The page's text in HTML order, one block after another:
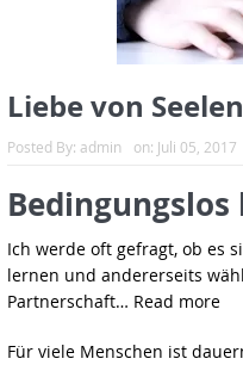
Liebe von
Posted By: admin on: Juli 05, 2017
Ich werde oft gefragt, ob es
lernen und andererseits
Partnerschaft… Read more
Für viele Menschen ist